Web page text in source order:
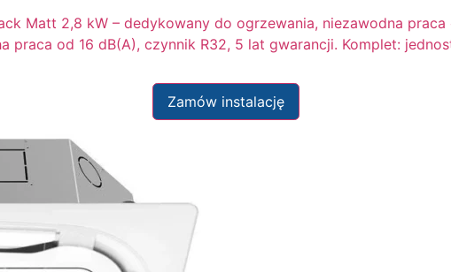
Matt 2,8 kW – dedykowany do ogrzewania, niezawodna
praca od 16 dB(A), czynnik R32, 5 lat gwarancji. Komplet:
Zamów instalację